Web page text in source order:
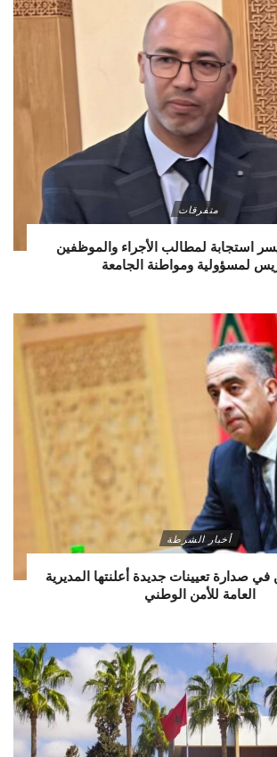
متفرقات
استجابة لمطالب الأجراء والموظفين
لمسؤولية ومواطنة الجامعة
أخبار الشرطة
في صدارة تعيينات جديدة أعلنتها المديرية
العامة للأمن الوطني